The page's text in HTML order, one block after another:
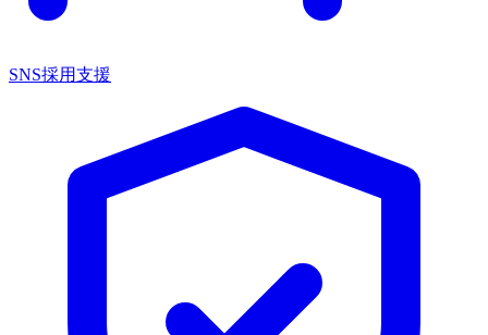
SNS採用支援